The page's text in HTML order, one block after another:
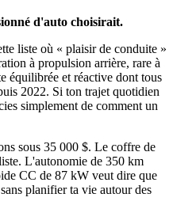
d'auto choisirait.
liste où « plaisir de conduite »
à propulsion arrière, rare à
équilibrée et réactive dont tous
2022. Si ton trajet quotidien
simplement de comment un
sous 35 000 $. Le coffre de
L'autonomie de 350 km
CC de 87 kW veut dire que
planifier ta vie autour des